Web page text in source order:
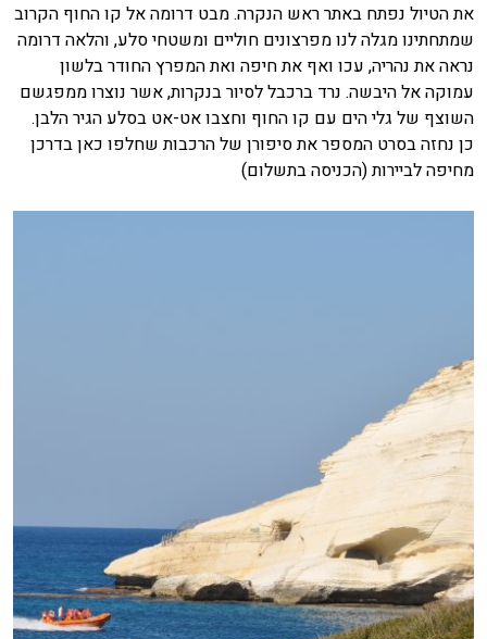
את הטיול נפתח באתר ראש הנקרה. מבט דרומה אל קו החוף הקרוב
שמתחתינו מגלה לנו מפרצונים חוליים ומשטחי סלע, והלאה דרומה
נראה את נהריה, עכו ואף את חיפה ואת המפרץ החודר בלשון
עמוקה אל היבשה. נרד ברכבל לסיור בנקרות, אשר נוצרו ממפגשם
השוצף של גלי הים עם קו החוף וחצבו אט-אט בסלע הגיר הלבן.
כן נחזה בסרט המספר את סיפורן של הרכבות שחלפו כאן בדרכן
מחיפה לביירות (הכניסה בתשלום)